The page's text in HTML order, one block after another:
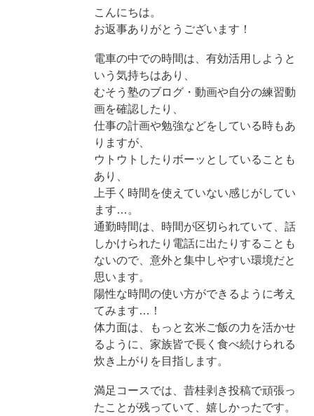
こんにちは。
お返事ありがとうございます！
電車の中での時間は、有効活用しようと
いう気持ちはあり、
むそう塾のブログ・動画や自分の練習動
画を確認したり、
仕事の計画や勉強などをしている時もあ
りますが、
ウトウトしたりボーッとしていることも
あり、
上手く時間を使えていない感じがしてい
ます…。
通勤時間は、時間が区切られていて、話
しかけられたり電話に出たりすることも
ないので、意外と集中しやすい環境だと
思います。
陽性な時間の使い方ができるように考え
てみます…！
体力面は、もっと玄米ご飯の力を活かせ
るように、家族皆で長く食べ続けられる
炊き上がりを目指します。
満足コースでは、昔桂剥き投稿で頑張っ
たことが残っていて、嬉しかったです。